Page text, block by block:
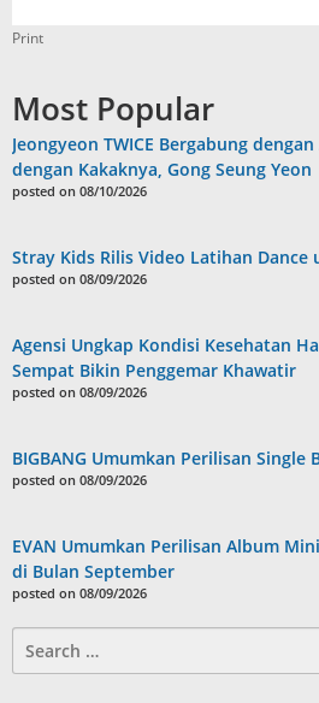
Print
Most Popular
Jeongyeon TWICE Bergabung
dengan Kakaknya, Gong Seung Yeon
posted on 08/10/2026
Stray Kids Rilis Video Latihan Dance
posted on 08/09/2026
Agensi Ungkap Kondisi Kesehatan
Sempat Bikin Penggemar Khawatir
posted on 08/09/2026
BIGBANG Umumkan Perilisan Single
posted on 08/09/2026
EVAN Umumkan Perilisan Album Mini
di Bulan September
posted on 08/09/2026
for: